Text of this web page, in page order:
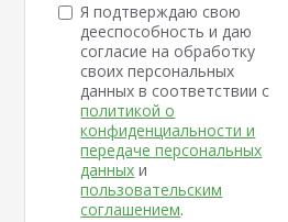
Я подтверждаю свою
дееспособность и даю
согласие на обработку
своих персональных
данных в соответствии с
политикой о
конфиденциальности и
передаче персональных
данных и
пользовательским
соглашением.